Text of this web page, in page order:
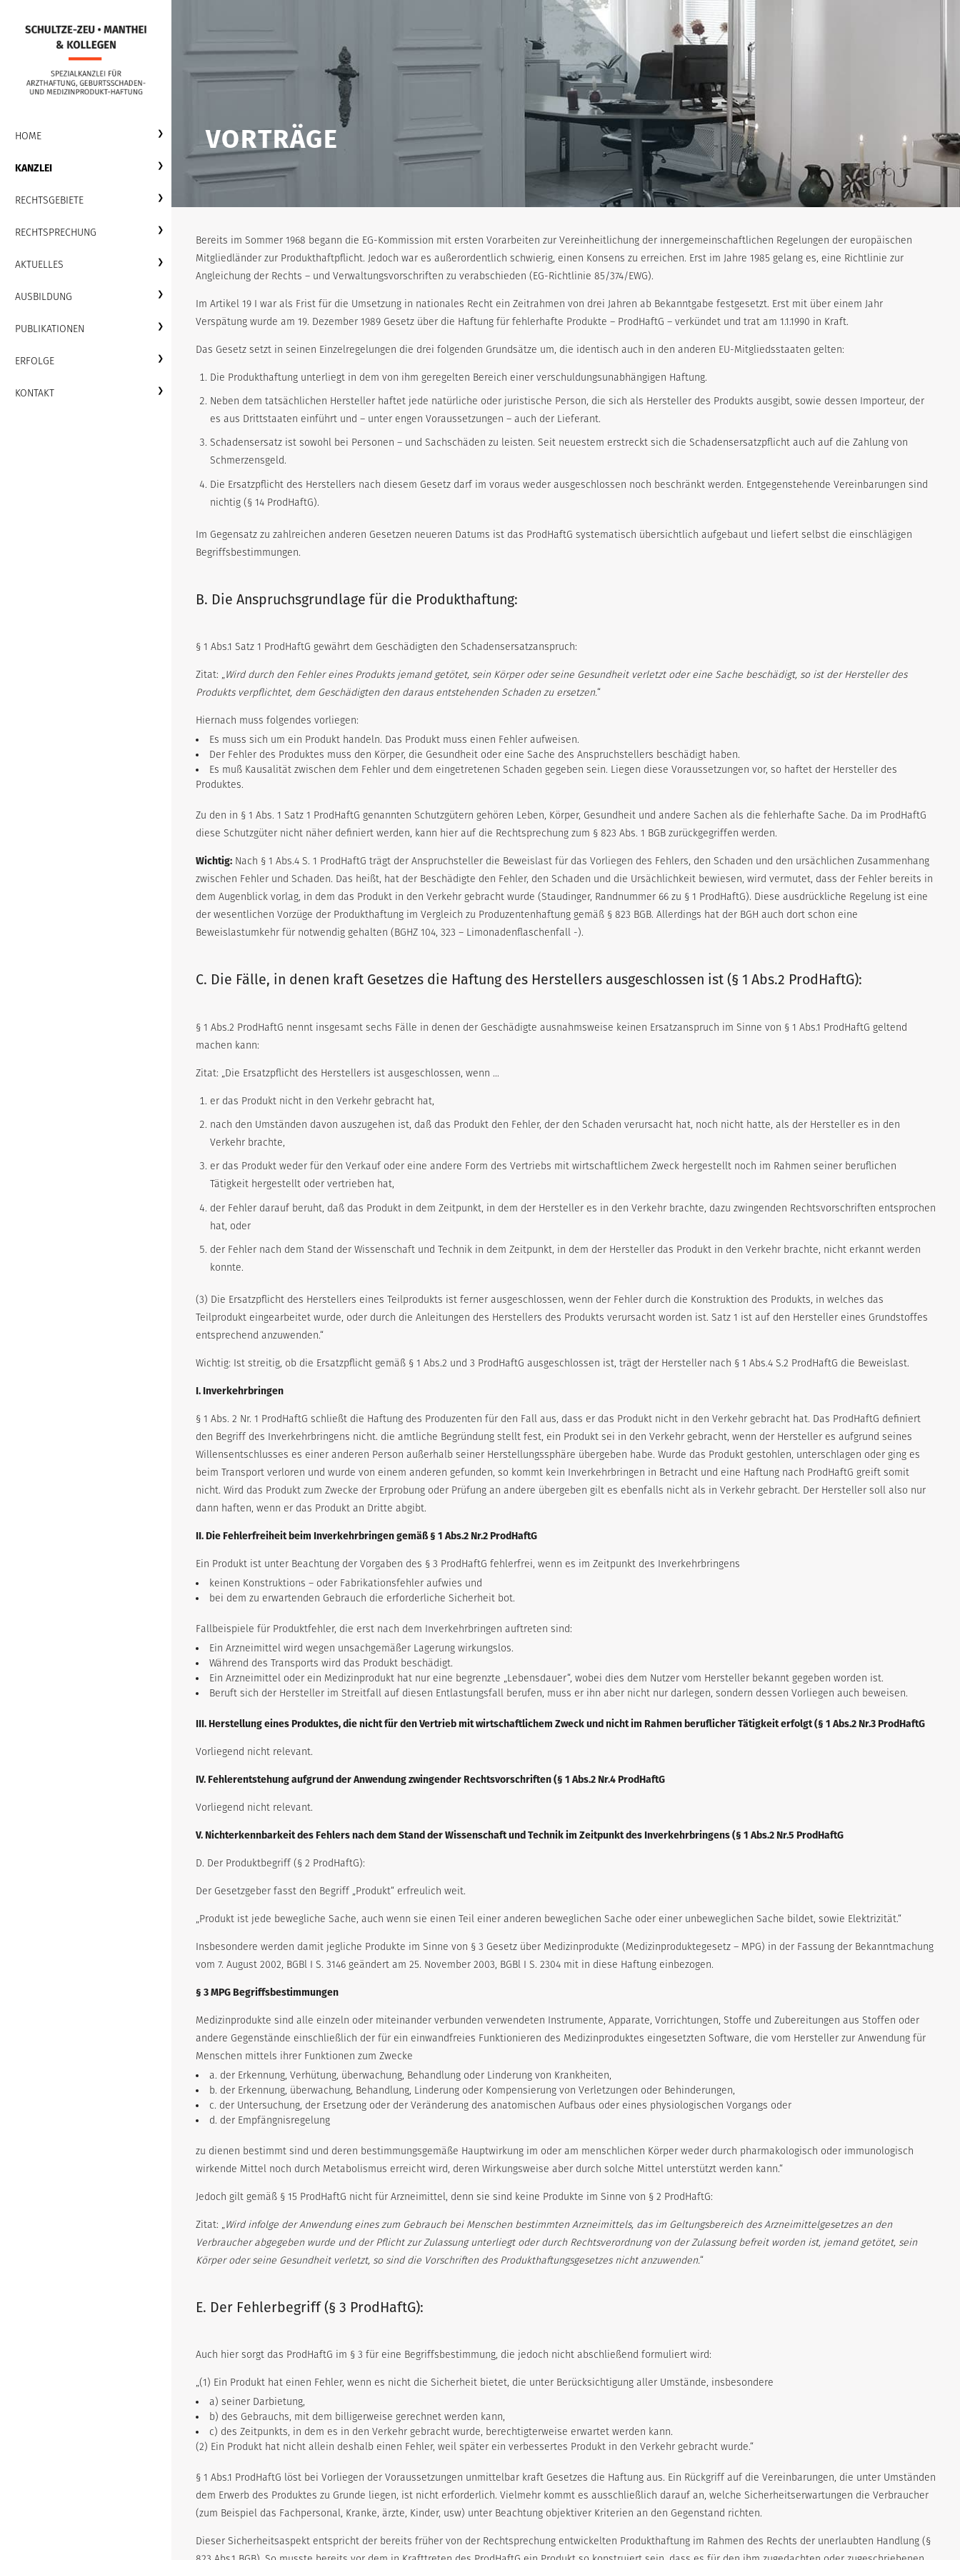
HOME
KANZLEI
RECHTSGEBIETE
RECHTSPRECHUNG
AKTUELLES
AUSBILDUNG
PUBLIKATIONEN
ERFOLGE
KONTAKT
VORTRÄGE
Bereits im Sommer 1968 begann die EG-Kommission mit ersten Vorarbeiten zur Vereinheitlichung der innergemeinschaftlichen Regelungen der europäischen
Mitgliedländer zur Produkthaftpflicht. Jedoch war es außerordentlich schwierig, einen Konsens zu erreichen. Erst im Jahre 1985 gelang es, eine Richtlinie zur
Angleichung der Rechts – und Verwaltungsvorschriften zu verabschieden (EG-Richtlinie 85/374/EWG).
Im Artikel 19 I war als Frist für die Umsetzung in nationales Recht ein Zeitrahmen von drei Jahren ab Bekanntgabe festgesetzt. Erst mit über einem Jahr
Verspätung wurde am 19. Dezember 1989 Gesetz über die Haftung für fehlerhafte Produkte – ProdHaftG – verkündet und trat am 1.1.1990 in Kraft.
Das Gesetz setzt in seinen Einzelregelungen die drei folgenden Grundsätze um, die identisch auch in den anderen EU-Mitgliedsstaaten gelten:
Die Produkthaftung unterliegt in dem von ihm geregelten Bereich einer verschuldungsunabhängigen Haftung.
Neben dem tatsächlichen Hersteller haftet jede natürliche oder juristische Person, die sich als Hersteller des Produkts ausgibt, sowie dessen Importeur, der
es aus Drittstaaten einführt und – unter engen Voraussetzungen – auch der Lieferant.
Schadensersatz ist sowohl bei Personen – und Sachschäden zu leisten. Seit neuestem erstreckt sich die Schadensersatzpflicht auch auf die Zahlung von
Schmerzensgeld.
Die Ersatzpflicht des Herstellers nach diesem Gesetz darf im voraus weder ausgeschlossen noch beschränkt werden. Entgegenstehende Vereinbarungen sind
nichtig (§ 14 ProdHaftG).
Im Gegensatz zu zahlreichen anderen Gesetzen neueren Datums ist das ProdHaftG systematisch übersichtlich aufgebaut und liefert selbst die einschlägigen
Begriffsbestimmungen.
B. Die Anspruchsgrundlage für die Produkthaftung:
§ 1 Abs.1 Satz 1 ProdHaftG gewährt dem Geschädigten den Schadensersatzanspruch:
Zitat: „Wird durch den Fehler eines Produkts jemand getötet, sein Körper oder seine Gesundheit verletzt oder eine Sache beschädigt, so ist der Hersteller des
Produkts verpflichtet, dem Geschädigten den daraus entstehenden Schaden zu ersetzen.“
Hiernach muss folgendes vorliegen:
Es muss sich um ein Produkt handeln. Das Produkt muss einen Fehler aufweisen.
Der Fehler des Produktes muss den Körper, die Gesundheit oder eine Sache des Anspruchstellers beschädigt haben.
Es muß Kausalität zwischen dem Fehler und dem eingetretenen Schaden gegeben sein. Liegen diese Voraussetzungen vor, so haftet der Hersteller des
Produktes.
Zu den in § 1 Abs. 1 Satz 1 ProdHaftG genannten Schutzgütern gehören Leben, Körper, Gesundheit und andere Sachen als die fehlerhafte Sache. Da im ProdHaftG
diese Schutzgüter nicht näher definiert werden, kann hier auf die Rechtsprechung zum § 823 Abs. 1 BGB zurückgegriffen werden.
Wichtig:Nach § 1 Abs.4 S. 1 ProdHaftG trägt der Anspruchsteller die Beweislast für das Vorliegen des Fehlers, den Schaden und den ursächlichen Zusammenhang
zwischen Fehler und Schaden. Das heißt, hat der Beschädigte den Fehler, den Schaden und die Ursächlichkeit bewiesen, wird vermutet, dass der Fehler bereits in
dem Augenblick vorlag, in dem das Produkt in den Verkehr gebracht wurde (Staudinger, Randnummer 66 zu § 1 ProdHaftG). Diese ausdrückliche Regelung ist eine
der wesentlichen Vorzüge der Produkthaftung im Vergleich zu Produzentenhaftung gemäß § 823 BGB. Allerdings hat der BGH auch dort schon eine
Beweislastumkehr für notwendig gehalten (BGHZ 104, 323 – Limonadenflaschenfall -).
C. Die Fälle, in denen kraft Gesetzes die Haftung des Herstellers ausgeschlossen ist (§ 1 Abs.2 ProdHaftG):
§ 1 Abs.2 ProdHaftG nennt insgesamt sechs Fälle in denen der Geschädigte ausnahmsweise keinen Ersatzanspruch im Sinne von § 1 Abs.1 ProdHaftG geltend
machen kann:
Zitat: „Die Ersatzpflicht des Herstellers ist ausgeschlossen, wenn …
er das Produkt nicht in den Verkehr gebracht hat,
nach den Umständen davon auszugehen ist, daß das Produkt den Fehler, der den Schaden verursacht hat, noch nicht hatte, als der Hersteller es in den
Verkehr brachte,
er das Produkt weder für den Verkauf oder eine andere Form des Vertriebs mit wirtschaftlichem Zweck hergestellt noch im Rahmen seiner beruflichen
Tätigkeit hergestellt oder vertrieben hat,
der Fehler darauf beruht, daß das Produkt in dem Zeitpunkt, in dem der Hersteller es in den Verkehr brachte, dazu zwingenden Rechtsvorschriften entsprochen
hat, oder
der Fehler nach dem Stand der Wissenschaft und Technik in dem Zeitpunkt, in dem der Hersteller das Produkt in den Verkehr brachte, nicht erkannt werden
konnte.
(3) Die Ersatzpflicht des Herstellers eines Teilprodukts ist ferner ausgeschlossen, wenn der Fehler durch die Konstruktion des Produkts, in welches das
Teilprodukt eingearbeitet wurde, oder durch die Anleitungen des Herstellers des Produkts verursacht worden ist. Satz 1 ist auf den Hersteller eines Grundstoffes
entsprechend anzuwenden.“
Wichtig: Ist streitig, ob die Ersatzpflicht gemäß § 1 Abs.2 und 3 ProdHaftG ausgeschlossen ist, trägt der Hersteller nach § 1 Abs.4 S.2 ProdHaftG die Beweislast.
I. Inverkehrbringen
§ 1 Abs. 2 Nr. 1 ProdHaftG schließt die Haftung des Produzenten für den Fall aus, dass er das Produkt nicht in den Verkehr gebracht hat. Das ProdHaftG definiert
den Begriff des Inverkehrbringens nicht. die amtliche Begründung stellt fest, ein Produkt sei in den Verkehr gebracht, wenn der Hersteller es aufgrund seines
Willensentschlusses es einer anderen Person außerhalb seiner Herstellungssphäre übergeben habe. Wurde das Produkt gestohlen, unterschlagen oder ging es
beim Transport verloren und wurde von einem anderen gefunden, so kommt kein Inverkehrbringen in Betracht und eine Haftung nach ProdHaftG greift somit
nicht. Wird das Produkt zum Zwecke der Erprobung oder Prüfung an andere übergeben gilt es ebenfalls nicht als in Verkehr gebracht. Der Hersteller soll also nur
dann haften, wenn er das Produkt an Dritte abgibt.
II. Die Fehlerfreiheit beim Inverkehrbringen gemäß § 1 Abs.2 Nr.2 ProdHaftG
Ein Produkt ist unter Beachtung der Vorgaben des § 3 ProdHaftG fehlerfrei, wenn es im Zeitpunkt des Inverkehrbringens
keinen Konstruktions – oder Fabrikationsfehler aufwies und
bei dem zu erwartenden Gebrauch die erforderliche Sicherheit bot.
Fallbeispiele für Produktfehler, die erst nach dem Inverkehrbringen auftreten sind:
Ein Arzneimittel wird wegen unsachgemäßer Lagerung wirkungslos.
Während des Transports wird das Produkt beschädigt.
Ein Arzneimittel oder ein Medizinprodukt hat nur eine begrenzte „Lebensdauer“, wobei dies dem Nutzer vom Hersteller bekannt gegeben worden ist.
Beruft sich der Hersteller im Streitfall auf diesen Entlastungsfall berufen, muss er ihn aber nicht nur darlegen, sondern dessen Vorliegen auch beweisen.
III. Herstellung eines Produktes, die nicht für den Vertrieb mit wirtschaftlichem Zweck und nicht im Rahmen beruflicher Tätigkeit erfolgt (§ 1 Abs.2 Nr.3 ProdHaftG
Vorliegend nicht relevant.
IV. Fehlerentstehung aufgrund der Anwendung zwingender Rechtsvorschriften (§ 1 Abs.2 Nr.4 ProdHaftG
Vorliegend nicht relevant.
V. Nichterkennbarkeit des Fehlers nach dem Stand der Wissenschaft und Technik im Zeitpunkt des Inverkehrbringens (§ 1 Abs.2 Nr.5 ProdHaftG
D. Der Produktbegriff (§ 2 ProdHaftG):
Der Gesetzgeber fasst den Begriff „Produkt“ erfreulich weit.
„Produkt ist jede bewegliche Sache, auch wenn sie einen Teil einer anderen beweglichen Sache oder einer unbeweglichen Sache bildet, sowie Elektrizität.“
Insbesondere werden damit jegliche Produkte im Sinne von § 3 Gesetz über Medizinprodukte (Medizinproduktegesetz – MPG) in der Fassung der Bekanntmachung
vom 7. August 2002, BGBl I S. 3146 geändert am 25. November 2003, BGBl I S. 2304 mit in diese Haftung einbezogen.
§ 3 MPG Begriffsbestimmungen
Medizinprodukte sind alle einzeln oder miteinander verbunden verwendeten Instrumente, Apparate, Vorrichtungen, Stoffe und Zubereitungen aus Stoffen oder
andere Gegenstände einschließlich der für ein einwandfreies Funktionieren des Medizinproduktes eingesetzten Software, die vom Hersteller zur Anwendung für
Menschen mittels ihrer Funktionen zum Zwecke
a. der Erkennung, Verhütung, überwachung, Behandlung oder Linderung von Krankheiten,
b. der Erkennung, überwachung, Behandlung, Linderung oder Kompensierung von Verletzungen oder Behinderungen,
c. der Untersuchung, der Ersetzung oder der Veränderung des anatomischen Aufbaus oder eines physiologischen Vorgangs oder
d. der Empfängnisregelung
zu dienen bestimmt sind und deren bestimmungsgemäße Hauptwirkung im oder am menschlichen Körper weder durch pharmakologisch oder immunologisch
wirkende Mittel noch durch Metabolismus erreicht wird, deren Wirkungsweise aber durch solche Mittel unterstützt werden kann.“
Jedoch gilt gemäß § 15 ProdHaftG nicht für Arzneimittel, denn sie sind keine Produkte im Sinne von § 2 ProdHaftG:
Zitat: „Wird infolge der Anwendung eines zum Gebrauch bei Menschen bestimmten Arzneimittels, das im Geltungsbereich des Arzneimittelgesetzes an den
Verbraucher abgegeben wurde und der Pflicht zur Zulassung unterliegt oder durch Rechtsverordnung von der Zulassung befreit worden ist, jemand getötet, sein
Körper oder seine Gesundheit verletzt, so sind die Vorschriften des Produkthaftungsgesetzes nicht anzuwenden.“
E. Der Fehlerbegriff (§ 3 ProdHaftG):
Auch hier sorgt das ProdHaftG im § 3 für eine Begriffsbestimmung, die jedoch nicht abschließend formuliert wird:
„(1) Ein Produkt hat einen Fehler, wenn es nicht die Sicherheit bietet, die unter Berücksichtigung aller Umstände, insbesondere
a) seiner Darbietung,
b) des Gebrauchs, mit dem billigerweise gerechnet werden kann,
c) des Zeitpunkts, in dem es in den Verkehr gebracht wurde, berechtigterweise erwartet werden kann.
(2) Ein Produkt hat nicht allein deshalb einen Fehler, weil später ein verbessertes Produkt in den Verkehr gebracht wurde.“
§ 1 Abs.1 ProdHaftG löst bei Vorliegen der Voraussetzungen unmittelbar kraft Gesetzes die Haftung aus. Ein Rückgriff auf die Vereinbarungen, die unter Umständen
dem Erwerb des Produktes zu Grunde liegen, ist nicht erforderlich. Vielmehr kommt es ausschließlich darauf an, welche Sicherheitserwartungen die Verbraucher
(zum Beispiel das Fachpersonal, Kranke, ärzte, Kinder, usw) unter Beachtung objektiver Kriterien an den Gegenstand richten.
Dieser Sicherheitsaspekt entspricht der bereits früher von der Rechtsprechung entwickelten Produkthaftung im Rahmen des Rechts der unerlaubten Handlung (§